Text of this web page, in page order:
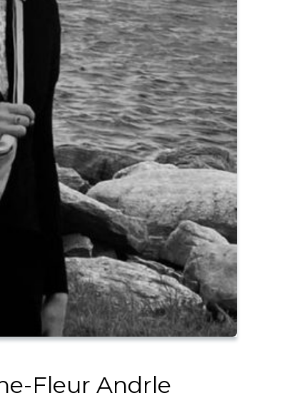
Fleur Andrle